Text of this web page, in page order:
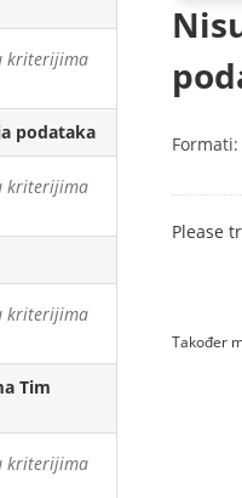
kriterijima
podataka
kriterijima
kriterijima
Tim
kriterijima
Formati:
Please
Također